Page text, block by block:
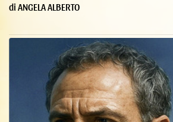
di ANGELA ALBERTO